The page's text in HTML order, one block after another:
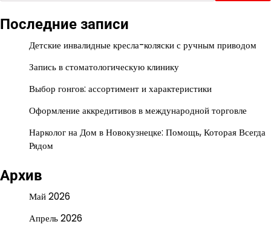
Последние записи
Детские инвалидные кресла-коляски с ручным приводом
Запись в стоматологическую клинику
Выбор гонгов: ассортимент и характеристики
Оформление аккредитивов в международной торговле
Нарколог на Дом в Новокузнецке: Помощь, Которая Всегда
Рядом
Архив
Май 2026
Апрель 2026